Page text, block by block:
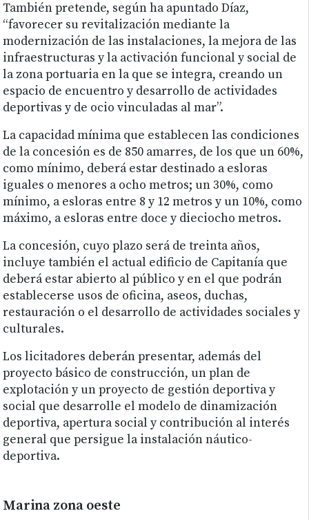
También pretende, según ha apuntado Díaz,
“favorecer su revitalización mediante la
modernización de las instalaciones, la mejora de las
infraestructuras y la activación funcional y social de
la zona portuaria en la que se integra, creando un
espacio de encuentro y desarrollo de actividades
deportivas y de ocio vinculadas al mar”.
La capacidad mínima que establecen las condiciones
de la concesión es de 850 amarres, de los que un 60%,
como mínimo, deberá estar destinado a esloras
iguales o menores a ocho metros; un 30%, como
mínimo, a esloras entre 8 y 12 metros y un 10%, como
máximo, a esloras entre doce y dieciocho metros.
La concesión, cuyo plazo será de treinta años,
incluye también el actual edificio de Capitanía que
deberá estar abierto al público y en el que podrán
establecerse usos de oficina, aseos, duchas,
restauración o el desarrollo de actividades sociales y
culturales.
Los licitadores deberán presentar, además del
proyecto básico de construcción, un plan de
explotación y un proyecto de gestión deportiva y
social que desarrolle el modelo de dinamización
deportiva, apertura social y contribución al interés
general que persigue la instalación náutico-
deportiva.
Marina zona oeste